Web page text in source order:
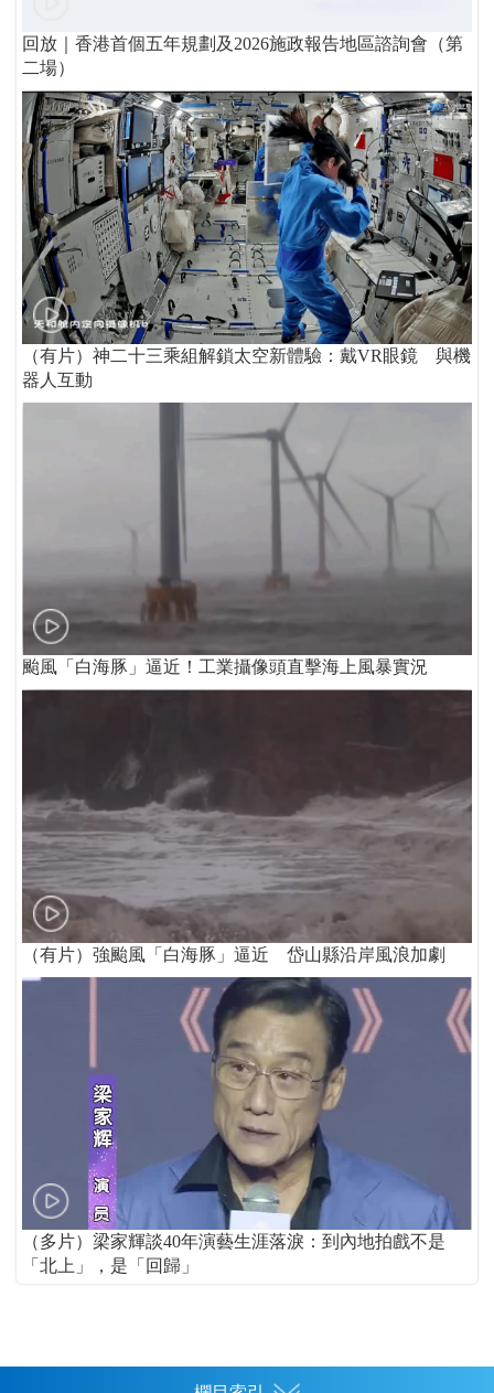
回放｜香港首個五年規劃及2026施政報告地區諮詢會（第
二場）
（有片）神二十三乘組解鎖太空新體驗：戴VR眼鏡 與機
器人互動
颱風「白海豚」逼近！工業攝像頭直擊海上風暴實況
（有片）強颱風「白海豚」逼近 岱山縣沿岸風浪加劇
（多片）梁家輝談40年演藝生涯落淚：到內地拍戲不是
「北上」，是「回歸」